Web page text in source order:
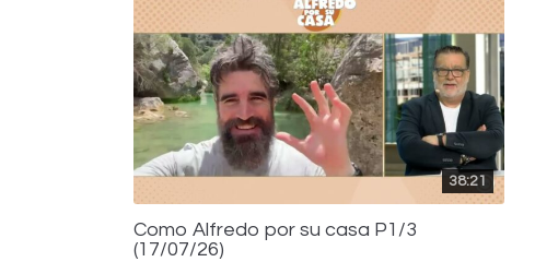
38:21
Como Alfredo por su casa P1/3
(17/07/26)